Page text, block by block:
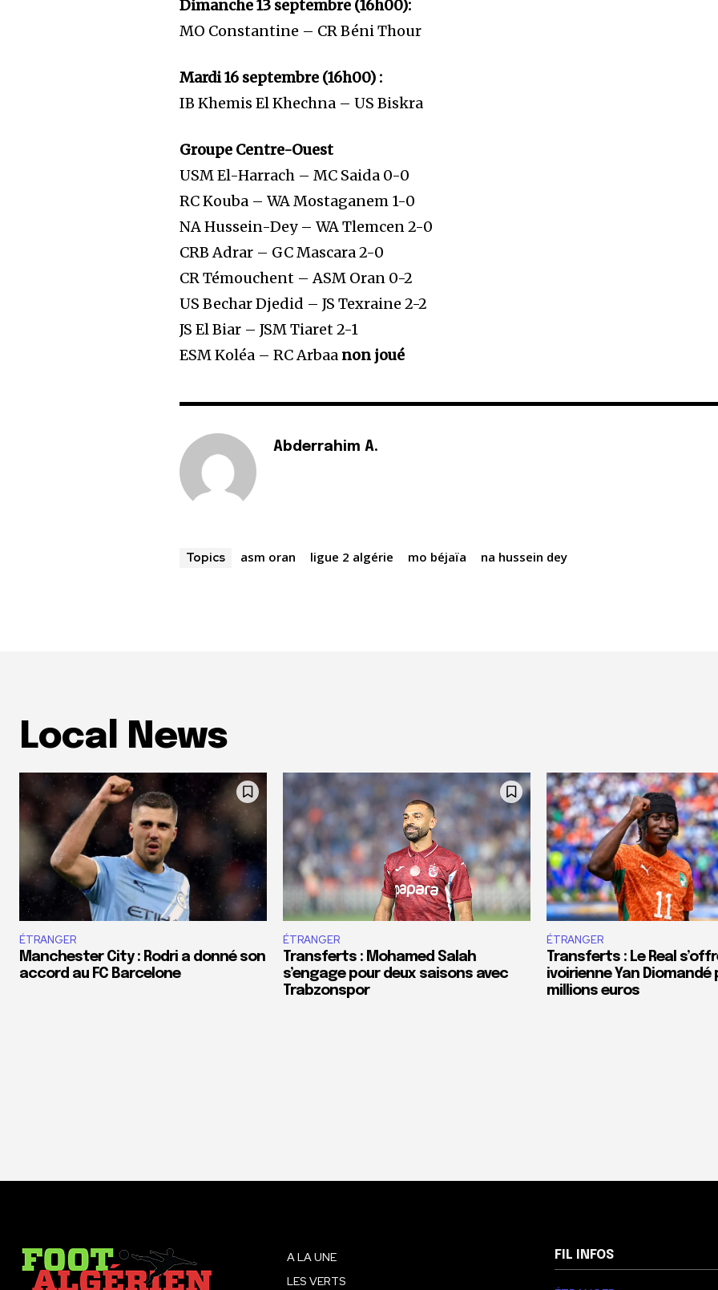
Dimanche 13 septembre (16h00):
MO Constantine – CR Béni Thour
Mardi 16 septembre (16h00) :
IB Khemis El Khechna – US Biskra
Groupe Centre-Ouest
USM El-Harrach – MC Saida 0-0
RC Kouba – WA Mostaganem 1-0
NA Hussein-Dey – WA Tlemcen 2-0
CRB Adrar – GC Mascara 2-0
CR Témouchent – ASM Oran 0-2
US Bechar Djedid – JS Texraine 2-2
JS El Biar – JSM Tiaret 2-1
ESM Koléa – RC Arbaa non joué
Abderrahim A.
Topics asm oran ligue 2 algérie mo béjaïa na hussein dey
Local News
ÉTRANGER
Manchester City : Rodri a donné son
accord au FC Barcelone
ÉTRANGER
Transferts : Mohamed Salah
s’engage pour deux saisons avec
Trabzonspor
ÉTRANGER
Transferts : Le Real
ivoirienne Yan Diomandé
millions euros
A LA UNE
LES VERTS
FIL INFOS